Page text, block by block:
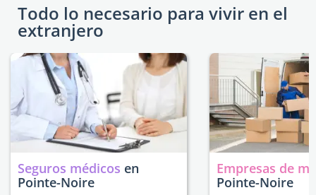
Todo lo necesario para vivir en el
extranjero
Seguros médicos en
Pointe-Noire
Empresas de
Pointe-Noire